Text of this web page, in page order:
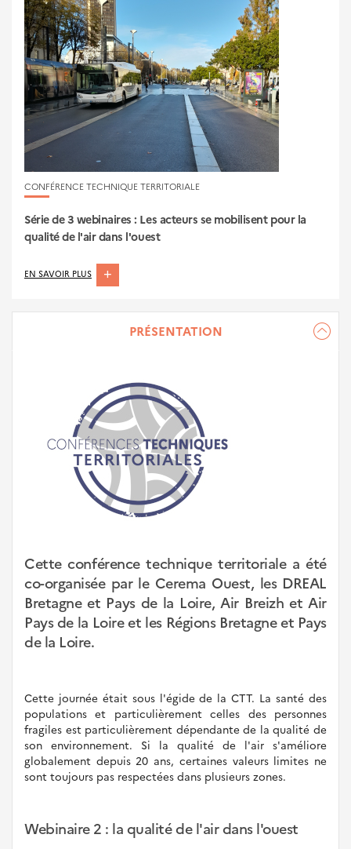
CONFÉRENCE TECHNIQUE TERRITORIALE
Série de 3 webinaires : Les acteurs se mobilisent pour la
qualité de l'air dans l'ouest
EN SAVOIR PLUS ABOUT
DE
ACTEURS
SE
MOBILISENT
POUR
LA
QUALITÉ
PRÉSENTATION
Cette conférence technique territoriale a été
co-organisée par le Cerema Ouest, les DREAL
Bretagne et Pays de la Loire, Air Breizh et Air
Pays de la Loire et les Régions Bretagne et Pays
de la Loire.
Cette journée était sous l'égide de la CTT. La santé des
populations et particulièrement celles des personnes
fragiles est particulièrement dépendante de la qualité de
son environnement. Si la qualité de l'air s'améliore
globalement depuis 20 ans, certaines valeurs limites ne
sont toujours pas respectées dans plusieurs zones.
Webinaire 2 : la qualité de l'air dans l'ouest